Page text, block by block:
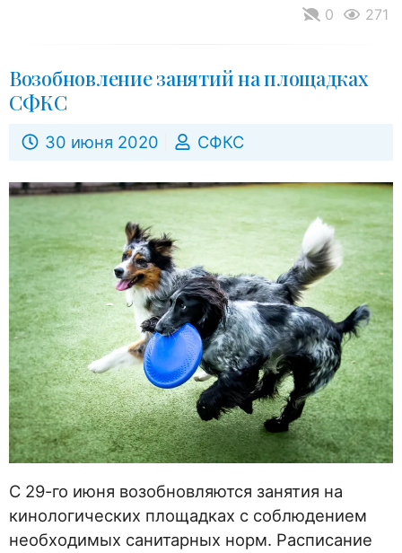
0 271
Возобновление занятий на площадках
СФКС
30 июня 2020 СФКС
С 29-го июня возобновляются занятия на
кинологических площадках с соблюдением
необходимых санитарных норм. Расписание